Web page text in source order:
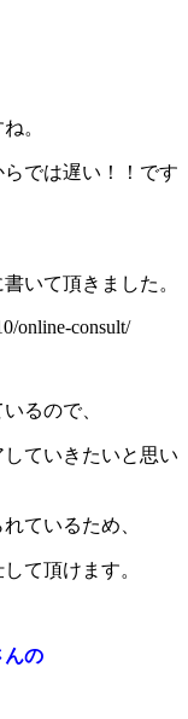
。
では遅い！！です
いて頂きました。
online-consult/
るので、
ていきたいと思い
ているため、
て頂けます。
んの